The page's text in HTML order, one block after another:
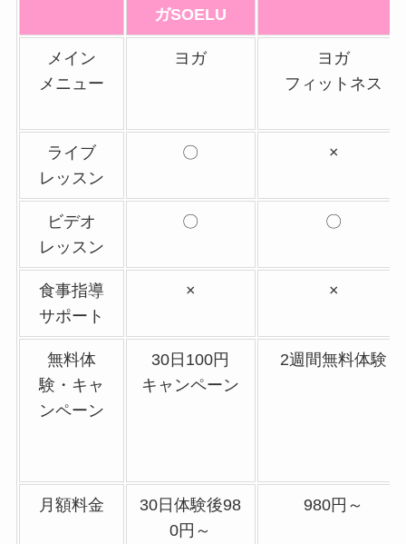
ガSOELU
メイン
メニュー
ヨガ
ヨガ
フィットネス
ライブ
レッスン
〇 ×
ビデオ
レッスン
〇 〇
食事指導
サポート
× ×
無料体
験・キャ
ンペーン
30日100円
キャンペーン
2週間無料体験
月額料金
30日体験後98
0円～
980円～